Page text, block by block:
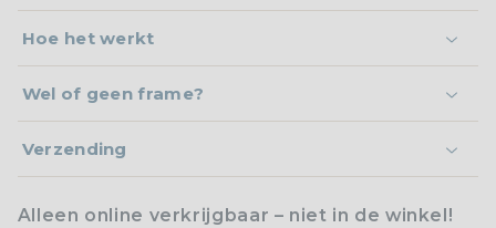
Hoe het werkt
Wel of geen frame?
Verzending
Alleen online verkrijgbaar – niet in de winkel!